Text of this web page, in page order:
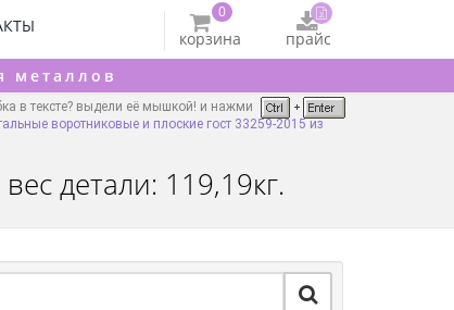
0
корзина
прайс
металлов
в тексте? выдели её мышкой! и нажми
воротниковые и плоские гост 33259-2015 из
детали: 119,19кг.